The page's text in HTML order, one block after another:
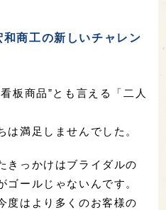
和商工の新しいチャレン
板商品”とも言える「二人
満足しませんでした。
きっかけはブライダルの
ゴールじゃないんです。
度はより多くのお客様の